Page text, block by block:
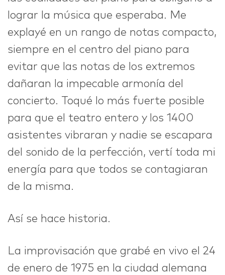
lograr la música que esperaba. Me
explayé en un rango de notas compacto,
siempre en el centro del piano para
evitar que las notas de los extremos
dañaran la impecable armonía del
concierto. Toqué lo más fuerte posible
para que el teatro entero y los 1400
asistentes vibraran y nadie se escapara
del sonido de la perfección, vertí toda mi
energía para que todos se contagiaran
de la misma.
Así se hace historia.
La improvisación que grabé en vivo el 24
de enero de 1975 en la ciudad alemana